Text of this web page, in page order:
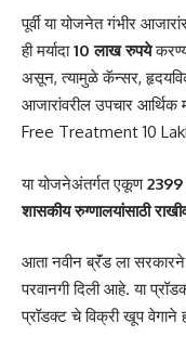
पूर्वी या योजनेत गंभीर
ही मर्यादा10 लाख रुपये
असून, त्यामुळे कॅन्सर,
आजारांवरील उपचार आर्थिक
Free Treatment 10
या योजनेअंतर्गत एकूण2399
शासकीय रुग्णालयांसाठी
आता नवीन ब्रॅंड ला
परवानगी दिली आहे. या
प्रॉडक्ट चे विक्री खूप